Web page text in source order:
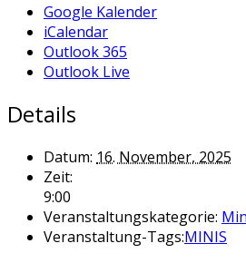
Google Kalender
iCalendar
Outlook 365
Outlook Live
Details
Datum: 16. November, 2025
Zeit:
9:00
Veranstaltungskategorie:
Veranstaltung-Tags:MINIS